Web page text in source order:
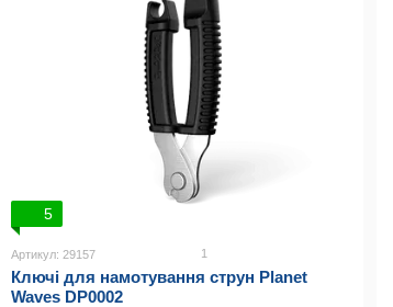
5
Артикул: 29157 1
Ключі для намотування струн Planet
Waves DP0002